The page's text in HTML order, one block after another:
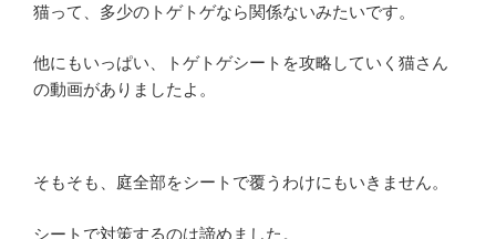
猫って、多少のトゲトゲなら関係ないみたいです。
他にもいっぱい、トゲトゲシートを攻略していく猫さん
の動画がありましたよ。
そもそも、庭全部をシートで覆うわけにもいきません。
シートで対策するのは諦めました。